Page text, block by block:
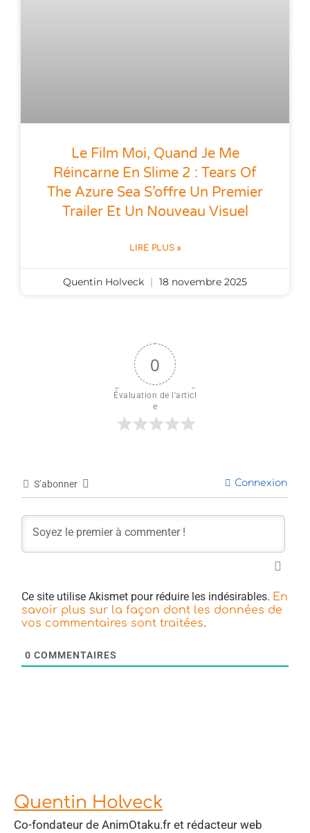
Le Film Moi, Quand Je Me
Réincarne En Slime 2 : Tears Of
The Azure Sea S’offre Un Premier
Trailer Et Un Nouveau Visuel
LIRE PLUS »
Quentin Holveck 18 novembre 2025
0
Évaluation de l'articl
e
S’abonner Connexion
Ce site utilise Akismet pour réduire les indésirables. En
savoir plus sur la façon dont les données de
vos commentaires sont traitées.
0 COMMENTAIRES
Quentin Holveck
Co-fondateur de AnimOtaku.fr et rédacteur web